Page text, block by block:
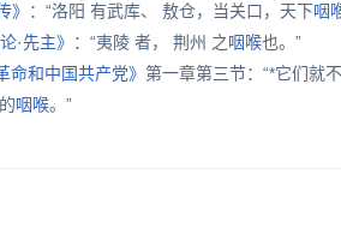
》 ：“洛阳 有武库、 敖仓，当关口，天下咽
·先主》 ：“夷陵 者， 荆州 之咽喉也。”
命和中国共产党》 第一章第三节：“*它们就
咽喉。”